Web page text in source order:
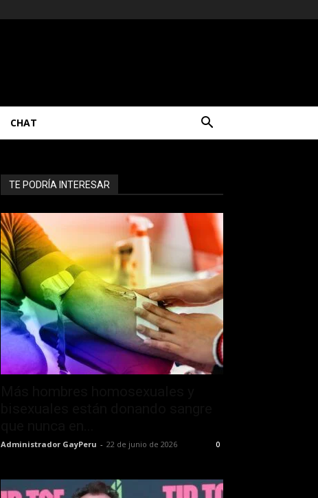
CHAT
TE PODRÍA INTERESAR
Administrador GayPeru - 22 de junio de 2026 0